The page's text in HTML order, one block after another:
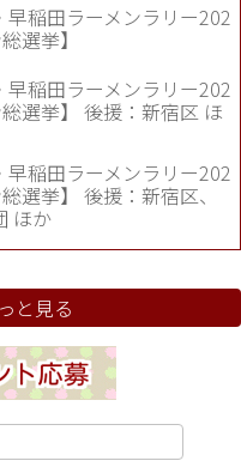
早稲田ラーメンラリー202
選挙】
早稲田ラーメンラリー202
選挙】 後援：新宿区 ほ
早稲田ラーメンラリー202
選挙】 後援：新宿区、
ほか
と見る